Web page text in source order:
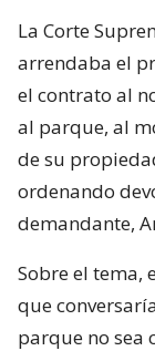
La Corte
arrendaba el
el contrato al
al parque, al
de su
ordenando
demandante,
Sobre el tema,
que
parque no sea